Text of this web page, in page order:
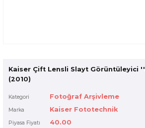
Kaiser Çift Lensli Slayt Görüntüleyici
(2010)
Kategori Fotoğraf Arşivleme
Marka Kaiser Fototechnik
Piyasa Fiyatı 40.00